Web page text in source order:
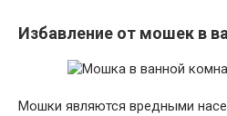
Избавление от мошек в
Мошки являются вредными